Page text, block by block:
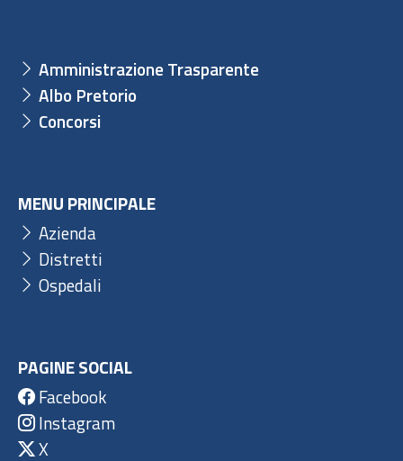
Amministrazione Trasparente
Albo Pretorio
Concorsi
MENU PRINCIPALE
Azienda
Distretti
Ospedali
PAGINE SOCIAL
Facebook
Instagram
X